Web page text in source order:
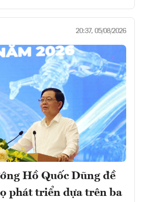
20:37, 05/08/2026
Hồ Quốc Dũng đề
phát triển dựa trên ba